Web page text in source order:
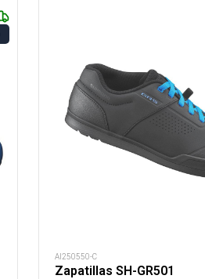
AI250550-C
Zapatillas SH-GR501